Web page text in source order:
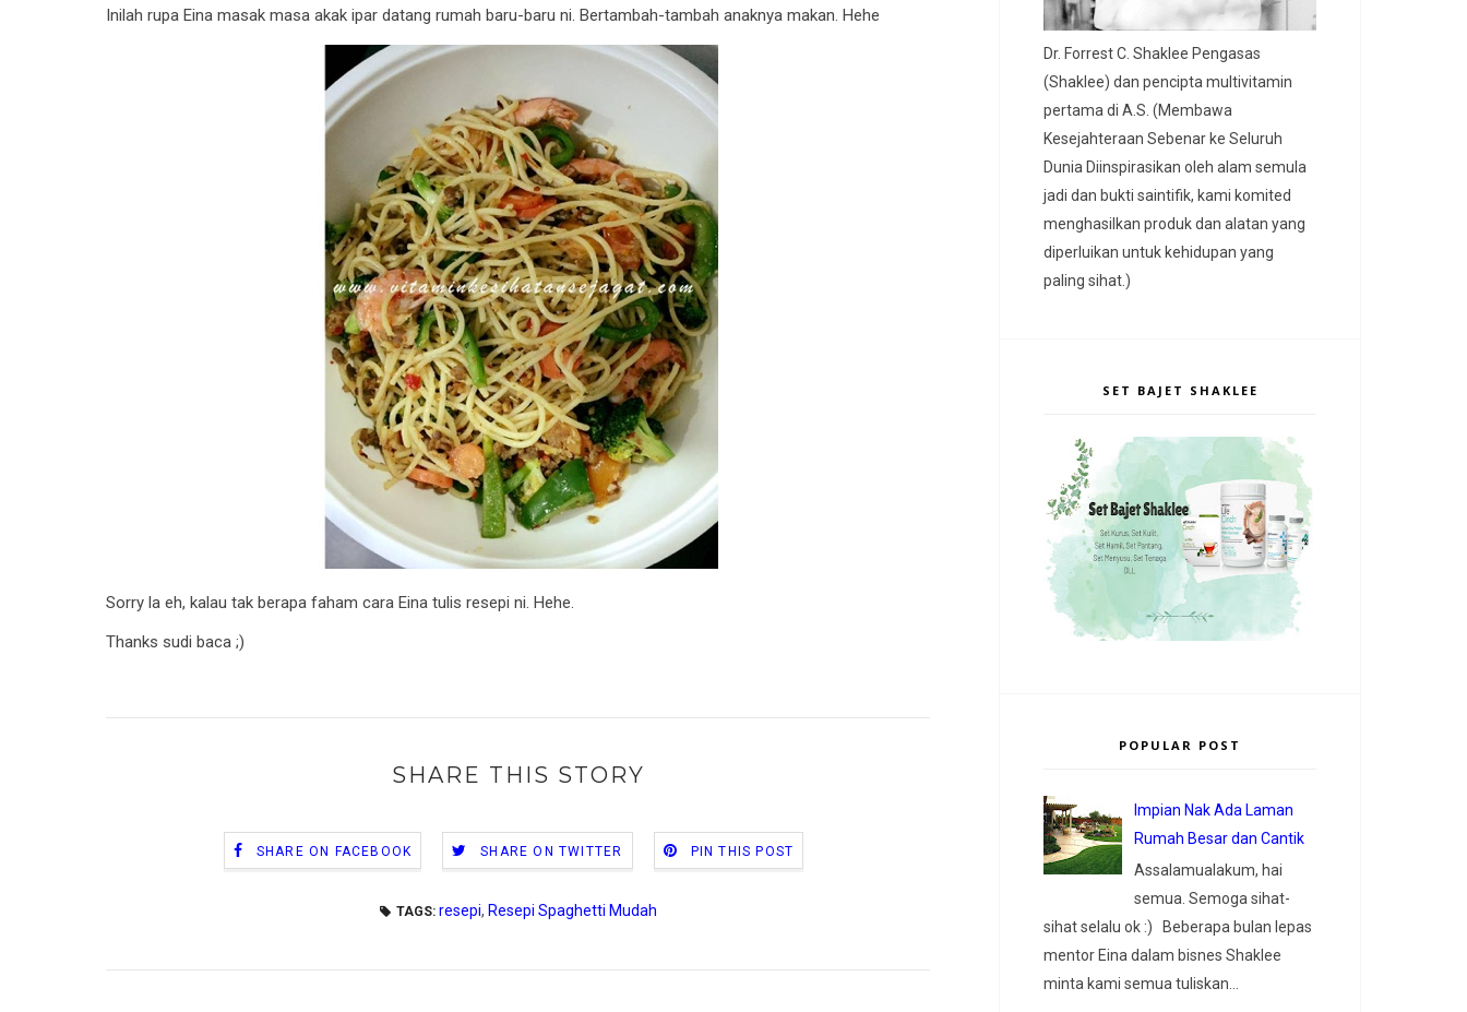
Inilah rupa Eina masak masa akak ipar datang rumah baru-baru ni. Bertambah-tambah anaknya makan. Hehe
Sorry la eh, kalau tak berapa faham cara Eina tulis resepi ni. Hehe.
Thanks sudi baca ;)
SHARE THIS STORY
SHARE ON FACEBOOK SHARE ON TWITTER PIN THIS POST
TAGS: resepi, Resepi Spaghetti Mudah
Dr. Forrest C. Shaklee Pengasas
(Shaklee) dan pencipta multivitamin
pertama di A.S. (Membawa
Kesejahteraan Sebenar ke Seluruh
Dunia Diinspirasikan oleh alam semula
jadi dan bukti saintifik, kami komited
menghasilkan produk dan alatan yang
diperluikan untuk kehidupan yang
paling sihat.)
SET BAJET SHAKLEE
POPULAR POST
Impian Nak Ada Laman
Rumah Besar dan Cantik
Assalamualakum, hai
semua. Semoga sihat-
sihat selalu ok :) Beberapa bulan lepas
mentor Eina dalam bisnes Shaklee
minta kami semua tuliskan...